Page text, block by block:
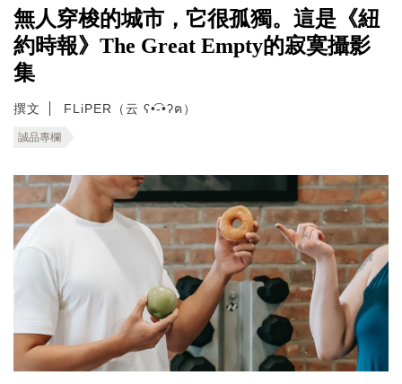
無人穿梭的城市，它很孤獨。這是《紐
約時報》The Great Empty的寂寞攝影
集
撰文 FLiPER（云 ʕ•͡-•ʔฅ）
誠品專欄